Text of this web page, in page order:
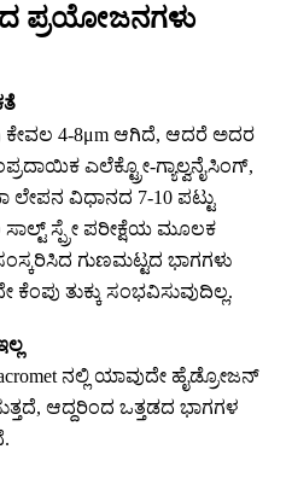
ಪ್ರಯೋಜನಗಳು
ಕೇವಲ 4-8μm ಆಗಿದೆ, ಆದರೆ ಅದರ
ಎಲೆಕ್ಟ್ರೋ-ಗ್ಯಾಲ್ವನೈಸಿಂಗ್,
ಲೇಪನ ವಿಧಾನದ 7-10 ಪಟ್ಟು
ಸಾಲ್ಟ್ ಸ್ಪ್ರೇ ಪರೀಕ್ಷೆಯ ಮೂಲಕ
ಗುಣಮಟ್ಟದ ಭಾಗಗಳು
ಕೆಂಪು ತುಕ್ಕು ಸಂಭವಿಸುವುದಿಲ್ಲ.
ನಲ್ಲಿ ಯಾವುದೇ ಹೈಡ್ರೋಜನ್
ಆದ್ದರಿಂದ ಒತ್ತಡದ ಭಾಗಗಳ